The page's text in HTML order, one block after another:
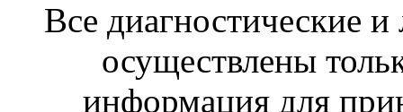
Все диагностические
осуществлены
информация для